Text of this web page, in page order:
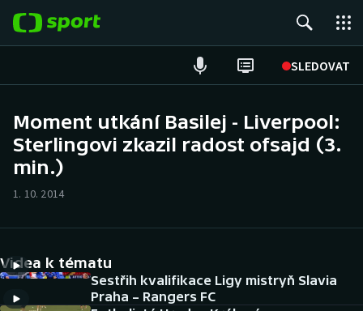
SLEDOVAT
Hokej
Tenis
Cyklistika
DALŠÍ SPORTY
Moment utkání Basilej - Liverpool:
Sterlingovi zkazil radost ofsajd (3.
min.)
1. 10. 2014
Videa k tématu
Sestřih kvalifikace Ligy mistryň Slavia
Praha – Rangers FC